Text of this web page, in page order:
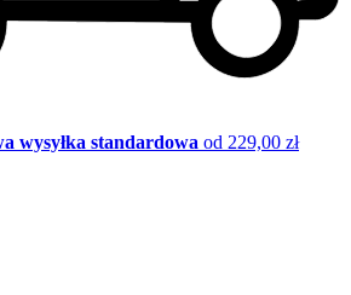
wysyłka standardowa od 229,00 zł